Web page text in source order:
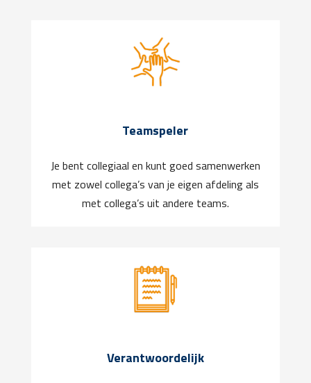
Teamspeler
Je bent collegiaal en kunt goed samenwerken
met zowel collega’s van je eigen afdeling als
met collega’s uit andere teams.
Verantwoordelijk